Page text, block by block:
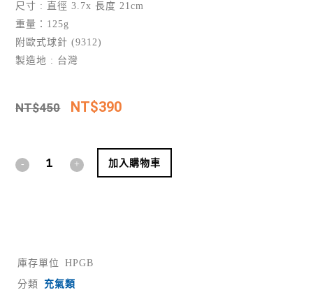
尺寸 : 直徑 3.7x 長度 21cm
重量：125g
附歐式球針 (9312)
製造地 : 台灣
NT$450 NT$390
加入購物車
庫存單位
HPGB
分類
充氣類